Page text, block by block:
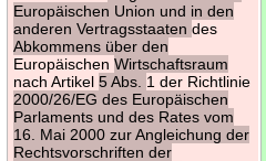
Europäischen Union und in den
anderen Vertragsstaatendes
Abkommens über den
EuropäischenWirtschaftsraum
nach Artikel5 Abs. 1 der Richtlinie
2000/26/EG des Europäischen
Parlaments und des Rates vom
16. Mai 2000 zur Angleichung der
Rechtsvorschriften der